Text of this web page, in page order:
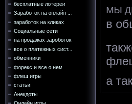
бесплатные лотереи
Заработок на онлайн ...
заработок на кликах
Социальные сети
на продажах зароботок
все о платежных сист...
обменники
форекс и все о нем
флеш игры
статьи
Анекдоты
МЫ
в
а